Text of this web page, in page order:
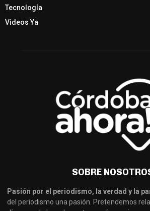
Tecnología
Videos Ya
SOBRE
Pasión por el periodismo, la verdad y la
del periodismo una pasión. Pretendemos